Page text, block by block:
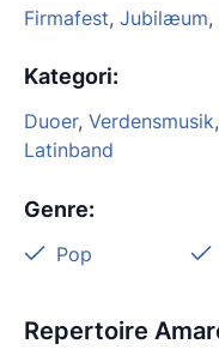
Firmafest, Jubilæum,
Kategori:
Duoer, Verdensmusik,
Latinband
Genre:
Pop
Repertoire